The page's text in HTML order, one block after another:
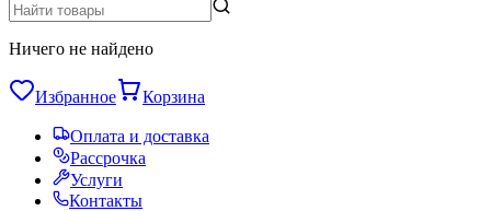
Ничего не найдено
Избранное Корзина
Оплата и доставка
Рассрочка
Услуги
Контакты